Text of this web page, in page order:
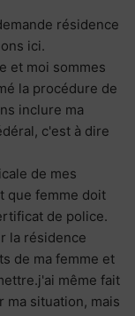
résidence
ici.
et moi sommes
la procédure de
inclure ma
c'est à dire
de mes
que femme doit
de police.
la résidence
de ma femme et
même fait
ma situation, mais